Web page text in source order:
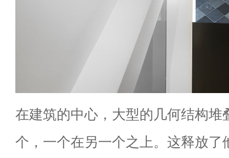
在建筑的中心，大型的几何结构堆
个，一个在另一个之上。这释放了